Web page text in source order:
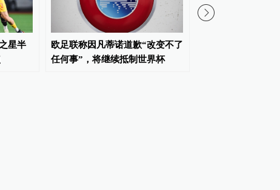
星半
欧足联称因凡蒂诺道歉“改变不了
任何事”，将继续抵制世界杯